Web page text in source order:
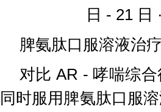
日 - 21 日
脾氨肽口服溶液治
对比 AR - 哮喘综
同时服用脾氨肽口服